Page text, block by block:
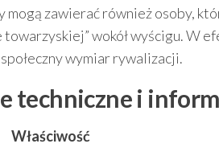
mogą zawierać również osoby,
towarzyskiej” wokół wyścigu. W
wymiar rywalizacji.
techniczne i
Właściwość